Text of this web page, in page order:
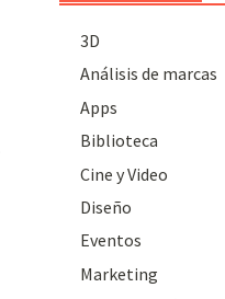
3D
Análisis de marcas
Apps
Biblioteca
Cine y Video
Diseño
Eventos
Marketing